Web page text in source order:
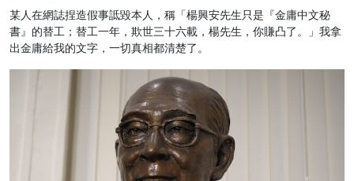
某人在網誌捏造假事詆毀本人，稱「楊興安先生只是『金庸中文秘
書』的替工；替工一年，欺世三十六載，楊先生，你賺凸了。」我拿
出金庸給我的文字，一切真相都清楚了。